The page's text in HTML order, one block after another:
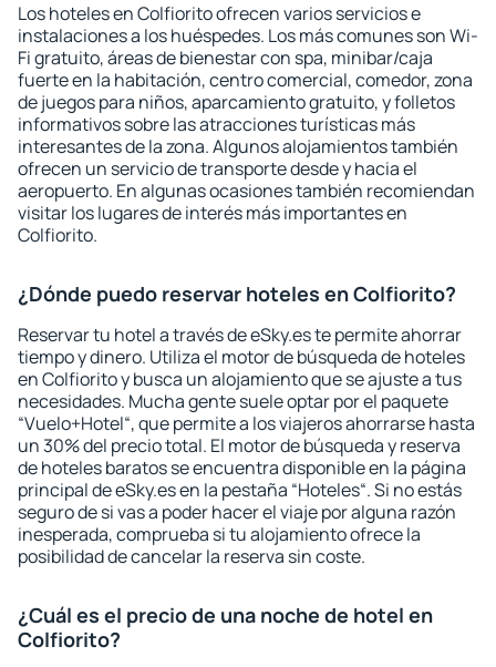
Los hoteles en Colfiorito ofrecen varios servicios e
instalaciones a los huéspedes. Los más comunes son Wi-
Fi gratuito, áreas de bienestar con spa, minibar/caja
fuerte en la habitación, centro comercial, comedor, zona
de juegos para niños, aparcamiento gratuito, y folletos
informativos sobre las atracciones turísticas más
interesantes de la zona. Algunos alojamientos también
ofrecen un servicio de transporte desde y hacia el
aeropuerto. En algunas ocasiones también recomiendan
visitar los lugares de interés más importantes en
Colfiorito.
¿Dónde puedo reservar hoteles en Colfiorito?
Reservar tu hotel a través de eSky.es te permite ahorrar
tiempo y dinero. Utiliza el motor de búsqueda de hoteles
en Colfiorito y busca un alojamiento que se ajuste a tus
necesidades. Mucha gente suele optar por el paquete
“Vuelo+Hotel“, que permite a los viajeros ahorrarse hasta
un 30% del precio total. El motor de búsqueda y reserva
de hoteles baratos se encuentra disponible en la página
principal de eSky.es en la pestaña “Hoteles“. Si no estás
seguro de si vas a poder hacer el viaje por alguna razón
inesperada, comprueba si tu alojamiento ofrece la
posibilidad de cancelar la reserva sin coste.
¿Cuál es el precio de una noche de hotel en
Colfiorito?